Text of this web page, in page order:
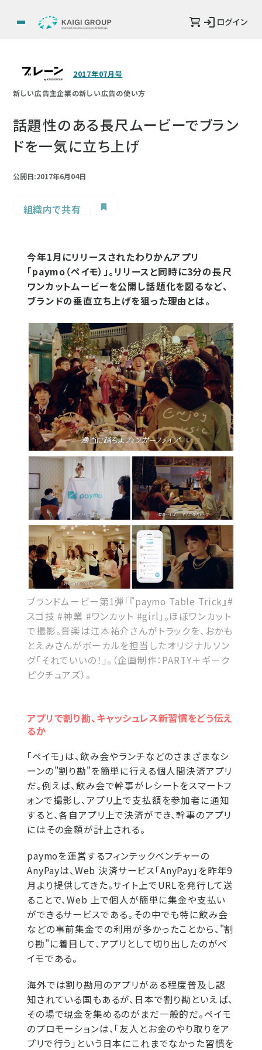
ログイン
2017年07月号
新しい広告主企業の新しい広告の使い方
話題性のある長尺ムービーでブラン
ドを一気に立ち上げ
公開日:2017年6月04日
組織内で共有
今年1月にリリースされたわりかんアプリ
「paymo（ペイモ）」。リリースと同時に3分の長尺
ワンカットムービーを公開し話題化を図るなど、
ブランドの垂直立ち上げを狙った理由とは。
ブランドムービー第1弾「『paymo Table Trick』#
スゴ技 #神業 #ワンカット #girl」。ほぼワンカット
で撮影。音楽は江本祐介さんがトラックを、おかも
とえみさんがボーカルを担当したオリジナルソン
グ「それでいいの！」。（企画制作：PARTY＋ギーク
ピクチュアズ）。
アプリで割り勘、キャッシュレス新習慣をどう伝え
るか
「ペイモ」は、飲み会やランチなどのさまざまなシ
ーンの"割り勘"を簡単に行える個人間決済アプリ
だ。例えば、飲み会で幹事がレシートをスマートフ
ォンで撮影し、アプリ上で支払額を参加者に通知
すると、各自アプリ上で決済ができ、幹事のアプリ
にはその金額が計上される。
paymoを運営するフィンテックベンチャーの
AnyPayは、Web 決済サービス「AnyPay」を昨年9
月より提供してきた。サイト上でURLを発行して送
ることで、Web 上で個人が簡単に集金や支払い
ができるサービスである。その中でも特に飲み会
などの事前集金での利用が多かったことから、"割
り勘"に着目して、アプリとして切り出したのがペ
イモである。
海外では割り勘用のアプリがある程度普及し認
知されている国もあるが、日本で割り勘といえば、
その場で現金を集めるのがまだ一般的だ。ペイモ
のプロモーションは、「友人とお金のやり取りをア
プリで行う」という日本にこれまでなかった習慣を